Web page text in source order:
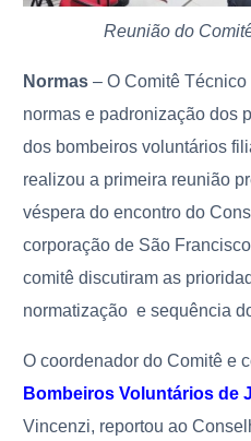
Reunião do
Normas – O Comitê
normas e padronização dos
dos bombeiros voluntários
realizou a primeira reunião
véspera do encontro do
corporação de São
comitê discutiram as
normatização e sequência
O coordenador do Comitê e
Bombeiros Voluntários de
Vincenzi, reportou ao